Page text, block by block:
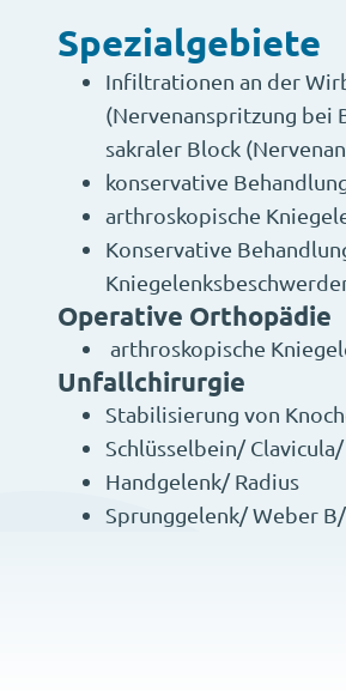
Spezialgebiete
Infiltrationen an der
(Nervenanspritzung bei
sakraler Block
konservative
arthroskopische
Konservative
Operative Orthopädie
arthroskopische
Unfallchirurgie
Stabilisierung von
Schlüsselbein/
Handgelenk/ Radius
Sprunggelenk/ Weber